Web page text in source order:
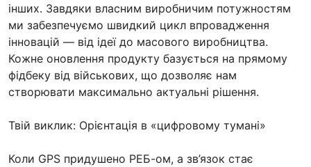
інших. Завдяки власним виробничим потужностям
ми забезпечуємо швидкий цикл впровадження
інновацій — від ідеї до масового виробництва.
Кожне оновлення продукту базується на прямому
фідбеку від військових, що дозволяє нам
створювати максимально актуальні рішення.
Твій виклик: Орієнтація в «цифровому тумані»
Коли GPS придушено РЕБ-ом, а зв’язок стає